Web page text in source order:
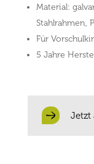
Material:
Stahlrahmen,
Für
5 Jahre
Jetzt